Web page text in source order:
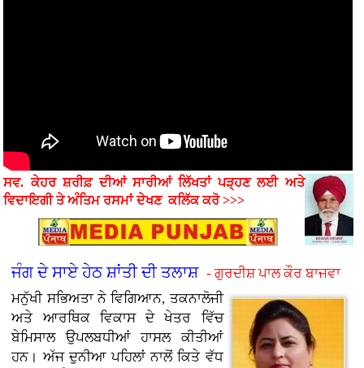
ਸਵ. ਕੇਹਰ ਸ਼ਰੀਫ਼ ਦੀਆਂ ਸਾਰੀਆਂ ਲਿੱਖਤਾਂ ਪੜ੍ਹਣ ਲਈ ਅਤੇ
ਵਿਦਾਇਗੀ ਤੇ ਅੰਤਿਮ ਰਸਮਾਂਦੇਖਣ ਕਲਿੱਕ ਕਰੋ >>>
ਜੰਗ ਦੇ ਸਾਏ ਹੇਠ ਸ਼ਾਂਤੀ ਦੀ ਤਲਾਸ਼- ਗੁਰਦੀਸ਼ ਪਾਲ ਕੌਰ ਬਾਜਵਾ
ਮਨੁੱਖੀ ਸਭਿਅਤਾ ਨੇ ਵਿਗਿਆਨ, ਤਕਨਾਲੋਜੀ
ਅਤੇ ਆਰਥਿਕ ਵਿਕਾਸ ਦੇ ਖੇਤਰ ਵਿੱਚ
ਬੇਮਿਸਾਲ ਉਪਲਬਧੀਆਂ ਹਾਸਲ ਕੀਤੀਆਂ
ਹਨ। ਅੱਜ ਦੁਨੀਆ ਪਹਿਲਾਂ ਨਾਲੋਂ ਕਿਤੇ ਵੱਧ